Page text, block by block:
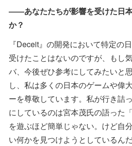
――あなたたちが影響を受けた日
か？
『Deceit』の開発において特定の
受けたことはないのですが、もし
バ、今後ぜひ参考にしてみたいと
し、私は多くの日本のゲームや偉
ーを尊敬しています。私が行き詰
にしているのは宮本茂氏の語った
を遊ぶほど簡単じゃない。けど自
い何かを見つけようとしているん